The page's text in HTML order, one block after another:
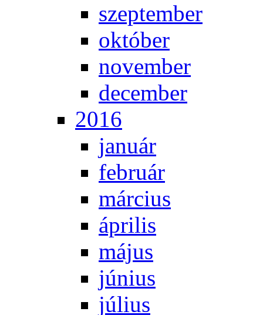
szep­tem­ber
ok­tó­ber
no­vem­ber
de­cem­ber
2016
ja­nu­ár
feb­ru­ár
már­ci­us
áp­ri­lis
má­jus
jú­ni­us
jú­li­us